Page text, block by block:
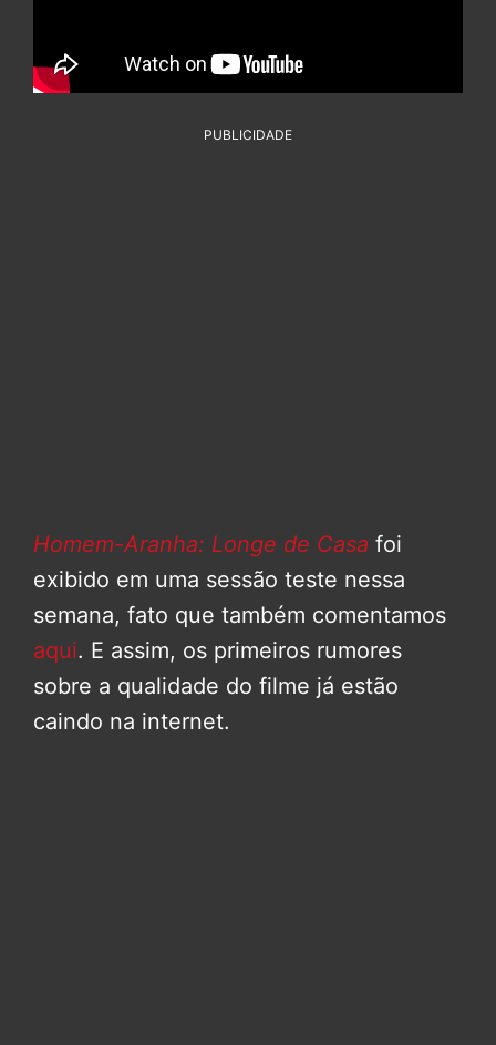
PUBLICIDADE
Homem-Aranha: Longe de Casa foi
exibido em uma sessão teste nessa
semana, fato que também comentamos
aqui. E assim, os primeiros rumores
sobre a qualidade do filme já estão
caindo na internet.